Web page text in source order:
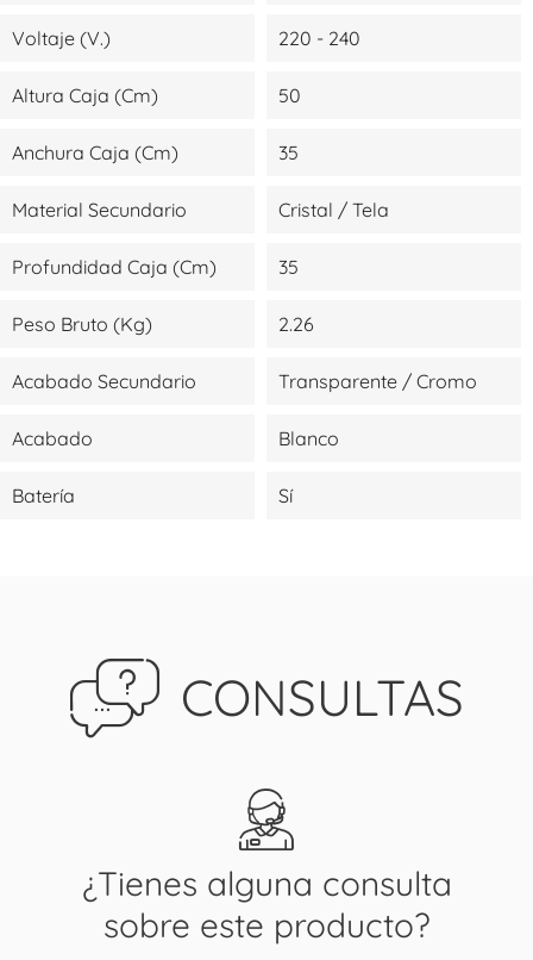
Voltaje (V.) 220 - 240
Altura Caja (cm) 50
Anchura Caja (cm) 35
Material Secundario Cristal / Tela
Profundidad Caja (cm) 35
Peso Bruto (kg) 2.26
Acabado Secundario Transparente / Cromo
Acabado Blanco
Batería Sí
CONSULTAS
¿Tienes alguna consulta
sobre este producto?